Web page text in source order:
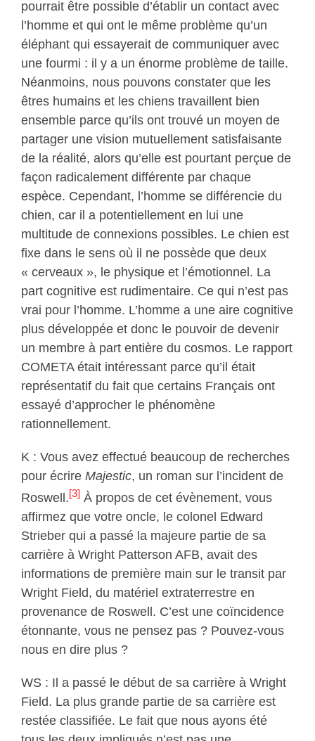
pourrait être possible d’établir un contact avec
l’homme et qui ont le même problème qu’un
éléphant qui essayerait de communiquer avec
une fourmi : il y a un énorme problème de taille.
Néanmoins, nous pouvons constater que les
êtres humains et les chiens travaillent bien
ensemble parce qu’ils ont trouvé un moyen de
partager une vision mutuellement satisfaisante
de la réalité, alors qu’elle est pourtant perçue de
façon radicalement différente par chaque
espèce. Cependant, l’homme se différencie du
chien, car il a potentiellement en lui une
multitude de connexions possibles. Le chien est
fixe dans le sens où il ne possède que deux
« cerveaux », le physique et l’émotionnel. La
part cognitive est rudimentaire. Ce qui n’est pas
vrai pour l’homme. L’homme a une aire cognitive
plus développée et donc le pouvoir de devenir
un membre à part entière du cosmos. Le rapport
COMETA était intéressant parce qu’il était
représentatif du fait que certains Français ont
essayé d’approcher le phénomène
rationnellement.
K : Vous avez effectué beaucoup de recherches
pour écrire Majestic, un roman sur l’incident de
Roswell.[3] À propos de cet évènement, vous
affirmez que votre oncle, le colonel Edward
Strieber qui a passé la majeure partie de sa
carrière à Wright Patterson AFB, avait des
informations de première main sur le transit par
Wright Field, du matériel extraterrestre en
provenance de Roswell. C’est une coïncidence
étonnante, vous ne pensez pas ? Pouvez-vous
nous en dire plus ?
WS : Il a passé le début de sa carrière à Wright
Field. La plus grande partie de sa carrière est
restée classifiée. Le fait que nous ayons été